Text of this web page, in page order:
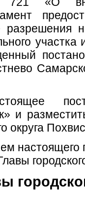
разрешения
участка
и
округа
настоящего